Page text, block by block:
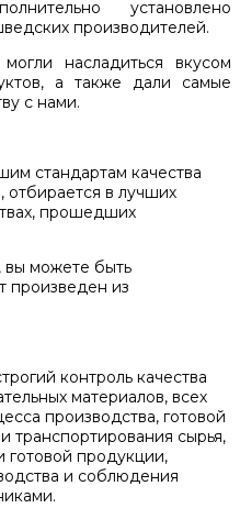
установлено
производителей.
насладиться вкусом
а также дали самые
с нами.
стандартам качества
в лучших
прошедших
можете быть
произведен из
контроль качества
материалов, всех
производства, готовой
транспортирования сырья,
готовой продукции,
и соблюдения